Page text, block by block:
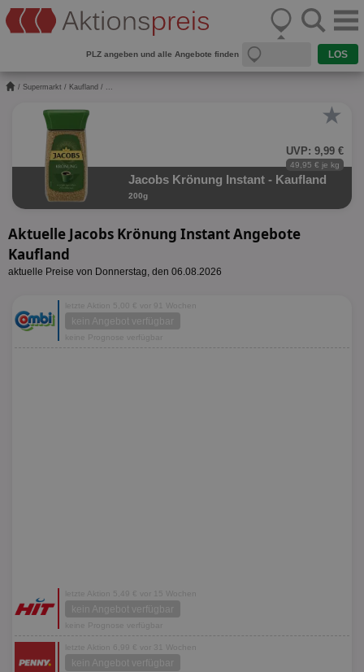
PLZ angeben und alle Angebote finden
/ Supermarkt / Kaufland / ...
★
UVP: 9,99 €
49,95 € je kg
Jacobs Krönung Instant - Kaufland
200g
Aktuelle Jacobs Krönung Instant Angebote
Kaufland
aktuelle Preise von Donnerstag, den 06.08.2026
letzte Aktion 5,00 € vor 91 Wochen
kein Angebot verfügbar
keine Prognose verfügbar
letzte Aktion 5,49 € vor 15 Wochen
kein Angebot verfügbar
keine Prognose verfügbar
letzte Aktion 6,99 € vor 31 Wochen
kein Angebot verfügbar